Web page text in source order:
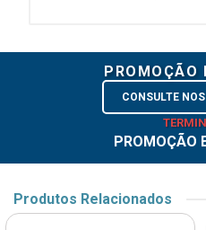
PROMOÇÃO
CONSULTE
PROMOÇÃO
Produtos Relacionados